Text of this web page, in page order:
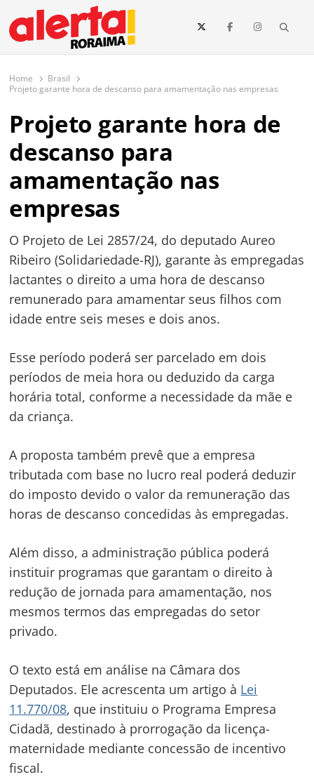
conteúdo
O maior portal de notícias de Roraima
O Alerta Roraima é seu portal de notícias completo sobre política,
e todo o estado de Roraima. Fique sempre informado com
atualizações em tempo real!
Home
Brasil
Projeto garante hora de descanso para amamentação nas empresas
Projeto garante hora de
descanso para
amamentação nas
empresas
O Projeto de Lei 2857/24, do deputado Aureo
Ribeiro (Solidariedade-RJ), garante às empregadas
lactantes o direito a uma hora de descanso
remunerado para amamentar seus filhos com
idade entre seis meses e dois anos.
Esse período poderá ser parcelado em dois
períodos de meia hora ou deduzido da carga
horária total, conforme a necessidade da mãe e
da criança.
A proposta também prevê que a empresa
tributada com base no lucro real poderá deduzir
do imposto devido o valor da remuneração das
horas de descanso concedidas às empregadas.
Além disso, a administração pública poderá
instituir programas que garantam o direito à
redução de jornada para amamentação, nos
mesmos termos das empregadas do setor
privado.
O texto está em análise na Câmara dos
Deputados. Ele acrescenta um artigo à Lei
11.770/08, que instituiu o Programa Empresa
Cidadã, destinado à prorrogação da licença-
maternidade mediante concessão de incentivo
fiscal.